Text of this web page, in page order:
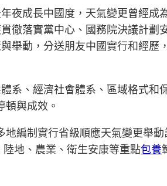
夜成長中國度，天氣變更曾經成
徹落實黨中心、國務院決議計
舉動，分送朋友中國實行和經歷
系、經濟社會體系、區域格式
與成效。
編制實行省級順應天氣變更舉動
地、農業、衛生安康等重點包養